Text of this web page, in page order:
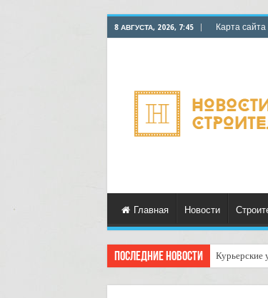
8 АВГУСТА, 2026, 7:45 Карта сайта
Главная Новости
Последние новости Курьерские
Как